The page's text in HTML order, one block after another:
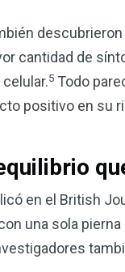
cantidad de
5 Todo
positivo en su
en el British
una sola